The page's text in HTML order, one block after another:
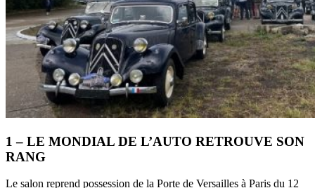
1 – LE MONDIAL DE L’AUTO RETROUVE SON
RANG
Le salon reprend possession de la Porte de Versailles à Paris du 12